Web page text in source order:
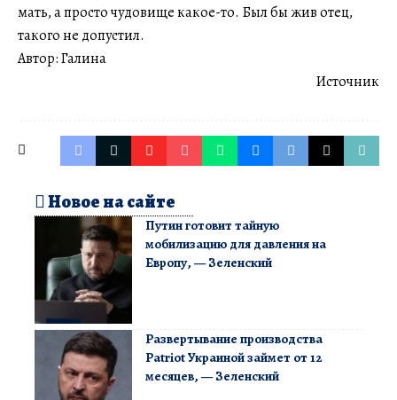
мать, а просто чудовище какое-то. Был бы жив отец,
такого не допустил.
Автор: Галина
Источник
Новое на сайте
Путин готовит тайную
мобилизацию для давления на
Европу, — Зеленский
Развертывание производства
Patriot Украиной займет от 12
месяцев, — Зеленский